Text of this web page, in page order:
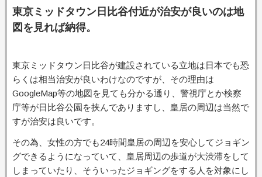
東京ミッドタウン日比谷付近が治安が良いのは地
図を見れば納得。
東京ミッドタウン日比谷が建設されている立地は日本でも恐
らくは相当治安が良いわけなのですが、その理由は
GoogleMap等の地図を見ても分かる通り、警視庁とか検察
庁等が日比谷公園を挟んでありますし、皇居の周辺は当然で
すが治安は良いです。
その為、女性の方でも24時間皇居の周辺を安心してジョギン
グできるようになっていて、皇居周辺の歩道が大渋滞をして
しまっていたり、そういったジョギングをする人を対象にし